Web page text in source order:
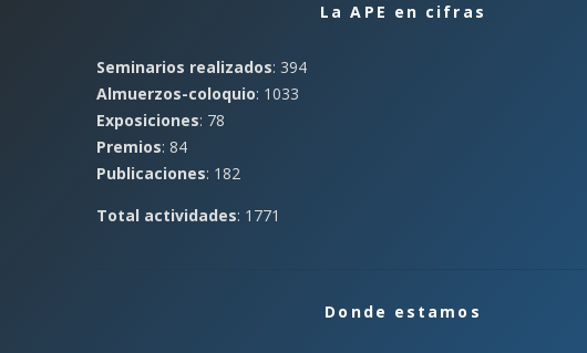
La APE en cifras
Seminarios realizados: 394
Almuerzos-coloquio: 1033
Exposiciones: 78
Premios: 84
Publicaciones: 182
Total actividades: 1771
Donde estamos